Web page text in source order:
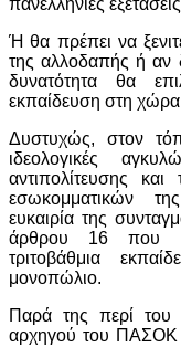
πανελλήνιες
Ή θα πρέπει να
της αλλοδαπής ή αν
δυνατότητα θα
εκπαίδευση στη
Δυστυχώς, στον
ιδεολογικές
αντιπολίτευσης
εσωκομματικών
ευκαιρία της
άρθρου 16 που
τριτοβάθμια
μονοπώλιο.
Παρά της περί του
αρχηγού του ΠΑΣΟΚ